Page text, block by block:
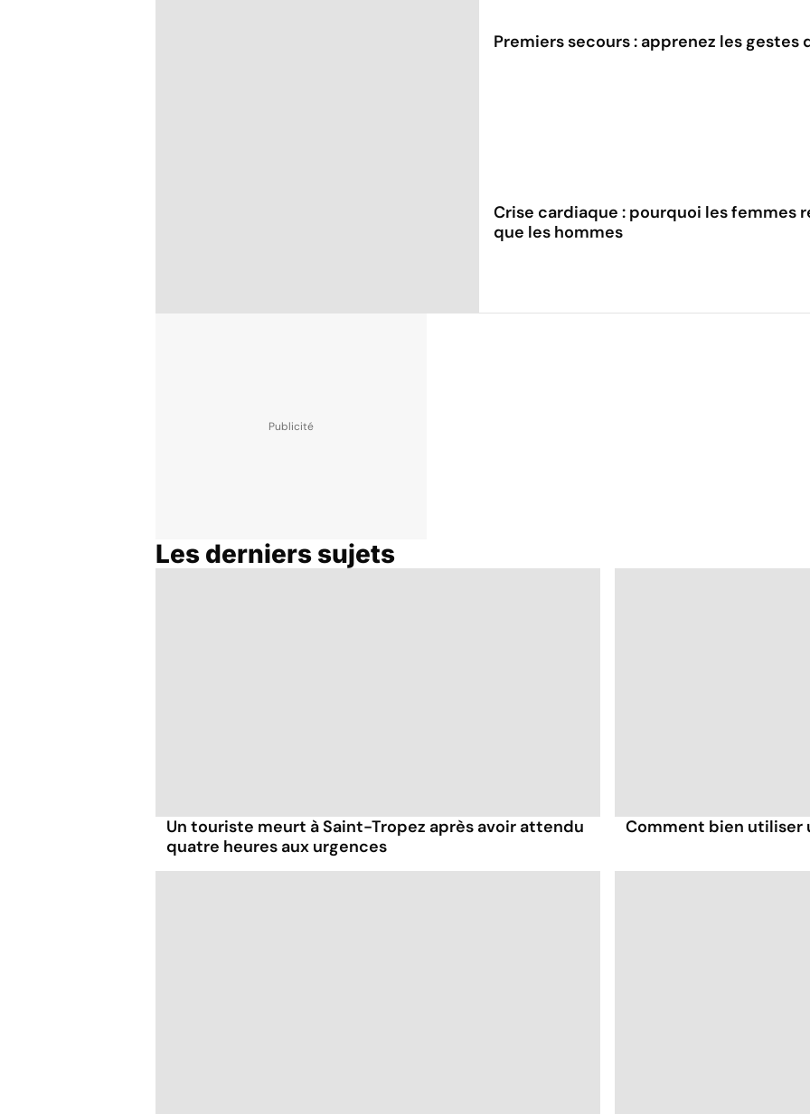
Premiers secours : apprenez les gestes
Crise cardiaque : pourquoi les femmes
que les hommes
Les derniers sujets
Un touriste meurt à Saint-Tropez après avoir attendu
quatre heures aux urgences
Comment bien utiliser